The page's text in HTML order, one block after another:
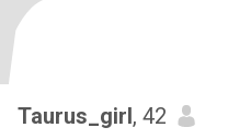
Taurus_girl, 42